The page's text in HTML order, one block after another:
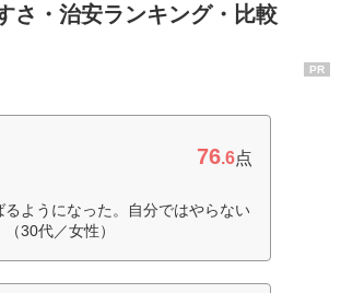
さ・治安ランキング・比較
76.6点
ようになった。自分ではやらない
30代／女性）
PR